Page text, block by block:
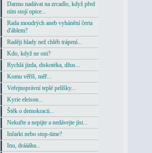
Darmo nadávat na zrcadlo, když před
ním stojí opice...
Rada moudrých aneb vyhánění čerta
ďáblem?
Raději hlady než chléb trápení...
Kdo, když ne oni?
Rychlá jízda, diskotéka, džus...
Komu věříš, měř...
Veřejnoprávní teplé pelíšky...
Kyrie eleison...
Štěk o demokracii...
Nekuřte a nepijte a nedávejte jíst...
Infarkt nebo stop-time?
Inu, dráááha...